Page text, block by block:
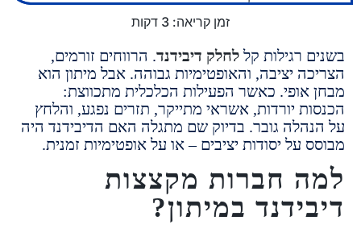
זמן קריאה: 3 דקות
רגילות קללחלק דיבידנד .הרווחים זורמים,
יציבה,והאופטימיות גבוהה. אבל מיתון הוא
כאשר הפעילות הכלכלית מתכווצת:
יורדות, אשראי מתייקר,תזרים נפגע,והלחץ
גובר.בדיוק שם מתגלה האם הדיבידנד היה
על יסודות יציבים – או על אופטימיות זמנית.
חברות מקצצות
במיתון?